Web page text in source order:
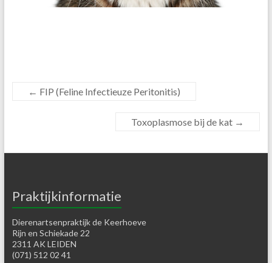
← FIP (Feline Infectieuze Peritonitis)
Toxoplasmose bij de kat →
Praktijkinformatie
Dierenartsenpraktijk de Keerhoeve
Rijn en Schiekade 22
2311 AK LEIDEN
(071) 512 02 41